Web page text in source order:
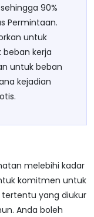
90%
Permintaan.
untuk
kerja
untuk beban
kejadian
melebihi kadar
komitmen untuk
yang diukur
Anda boleh